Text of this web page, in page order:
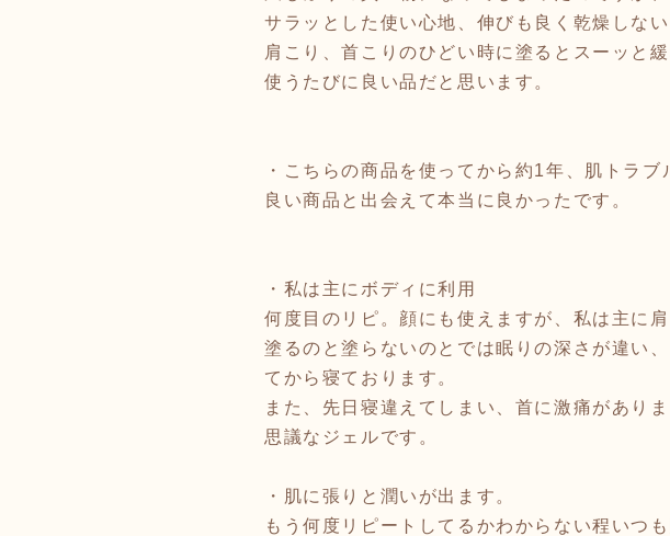
サラッとした使い心地、伸びも良く乾燥しない
肩こり、首こりのひどい時に塗るとスーッと緩
使うたびに良い品だと思います。
・こちらの商品を使ってから約1年、肌トラブ
良い商品と出会えて本当に良かったです。
・私は主にボディに利用
何度目のリピ。顔にも使えますが、私は主に
塗るのと塗らないのとでは眠りの深さが違い
てから寝ております。
また、先日寝違えてしまい、首に激痛があり
思議なジェルです。
・肌に張りと潤いが出ます。
もう何度リピートしてるかわからない程いつ